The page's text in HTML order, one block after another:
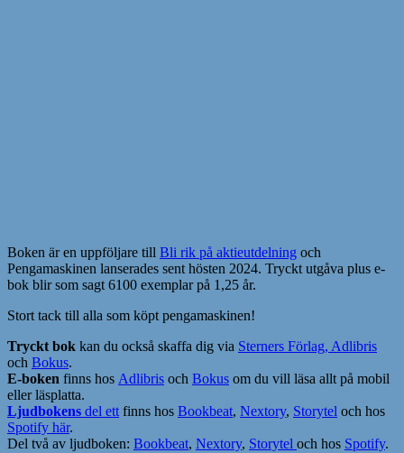
Boken är en uppföljare till Bli rik på aktieutdelning och
Pengamaskinen lanserades sent hösten 2024. Tryckt utgåva plus e-
bok blir som sagt 6100 exemplar på 1,25 år.
Stort tack till alla som köpt pengamaskinen!
Tryckt bok kan du också skaffa dig via Sterners Förlag, Adlibris
och Bokus.
E-boken finns hos Adlibris och Bokus om du vill läsa allt på mobil
eller läsplatta.
Ljudbokens del ett finns hos Bookbeat, Nextory, Storytel och hos
Spotify här.
Del två av ljudboken: Bookbeat, Nextory, Storytel och hos Spotify.